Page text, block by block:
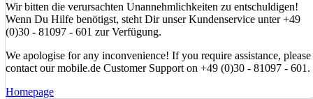
Wir bitten die verursachten Unannehmlichkeiten zu entschuldigen!
Wenn Du Hilfe benötigst, steht Dir unser Kundenservice unter +49
(0)30 - 81097 - 601 zur Verfügung.
We apologise for any inconvenience! If you require assistance, please
contact our mobile.de Customer Support on +49 (0)30 - 81097 - 601.
Homepage